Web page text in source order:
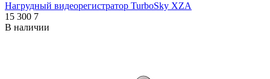
Нагрудный видеорегистратор TurboSky XZA
15 300 7
В наличии